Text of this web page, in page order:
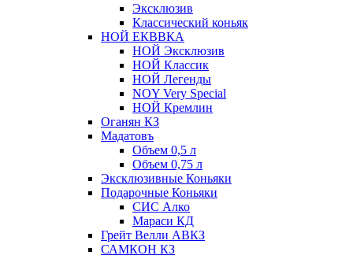
Эксклюзив
Классический коньяк
НОЙ ЕКВВКА
НОЙ Эксклюзив
НОЙ Классик
НОЙ Легенды
NOY Very Speсial
НОЙ Кремлин
Оганян КЗ
Мадатовъ
Объем 0,5 л
Объем 0,75 л
Эксклюзивные Коньяки
Подарочные Коньяки
СИС Алко
Мараси КД
Грейт Велли АВКЗ
САМКОН КЗ